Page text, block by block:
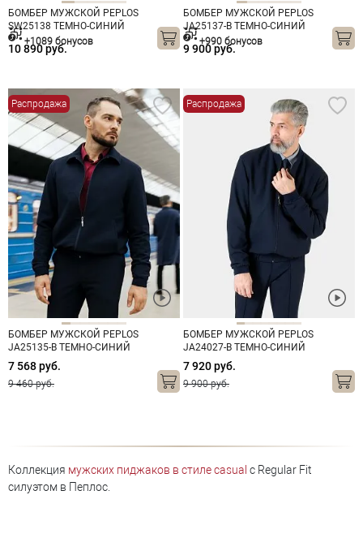
БОМБЕР МУЖСКОЙ PEPLOS
SW25138 ТЕМНО-СИНИЙ
10 890 руб.
+1089 бонусов
БОМБЕР МУЖСКОЙ PEPLOS
JA25137-B ТЕМНО-СИНИЙ
9 900 руб.
+990 бонусов
Распродажа
БОМБЕР МУЖСКОЙ PEPLOS
JA25135-B ТЕМНО-СИНИЙ
7 568 руб.
9 460 руб.
Распродажа
БОМБЕР МУЖСКОЙ PEPLOS
JA24027-B ТЕМНО-СИНИЙ
7 920 руб.
9 900 руб.
Коллекция мужских пиджаков в стиле casual с Regular Fit
силуэтом в Пеплос.